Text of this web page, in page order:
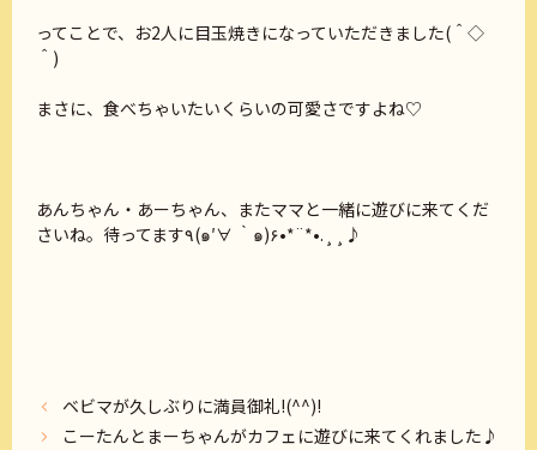
ってことで、お2人に目玉焼きになっていただきました(＾◇
＾)
まさに、食べちゃいたいくらいの可愛さですよね♡
あんちゃん・あーちゃん、またママと一緒に遊びに来てくだ
さいね。待ってます٩(๑′∀ ‵๑)۶•*¨*•.¸¸♪
ベビマが久しぶりに満員御礼!(^^)!
こーたんとまーちゃんがカフェに遊びに来てくれました♪